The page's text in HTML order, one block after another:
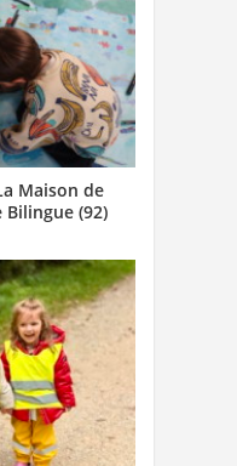
Maison de
Bilingue (92)